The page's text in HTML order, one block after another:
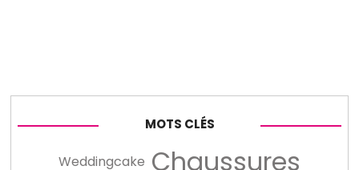
MOTS CLÉS
Weddingcake Chaussures